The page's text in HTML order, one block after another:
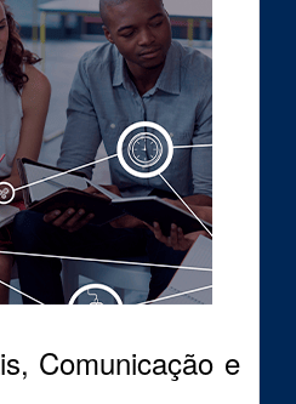
Comunicação e